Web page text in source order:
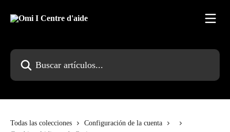
Buscar artículos...
Todas las colecciones
Configuración de la cuenta